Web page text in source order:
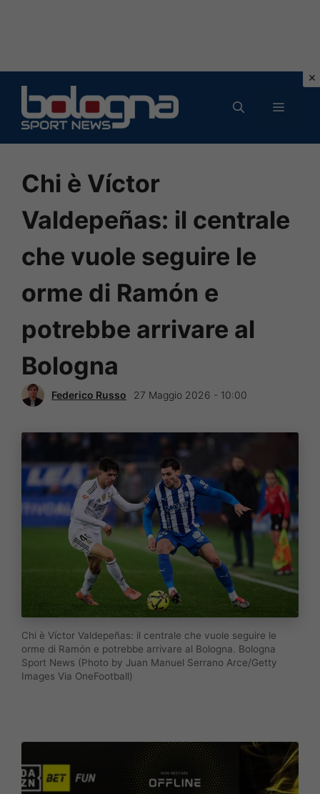
contenuto
MENU
Chi è Víctor
Valdepeñas: il centrale
che vuole seguire le
orme di Ramón e
potrebbe arrivare al
Bologna
Federico Russo 27 Maggio 2026 - 10:00
Chi è Víctor Valdepeñas: il centrale che vuole seguire le
orme di Ramón e potrebbe arrivare al Bologna. Bologna
Sport News (Photo by Juan Manuel Serrano Arce/Getty
Images Via OneFootball)